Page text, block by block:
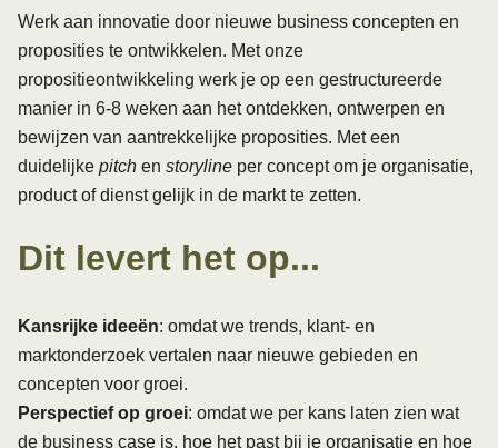
Werk aan innovatie door nieuwe business concepten en
proposities te ontwikkelen. Met onze
propositieontwikkeling werk je op een gestructureerde
manier in 6-8 weken aan het ontdekken, ontwerpen en
bewijzen van aantrekkelijke proposities. Met een
duidelijke pitch en storyline per concept om je organisatie,
product of dienst gelijk in de markt te zetten.
Dit levert het op...
Kansrijke ideeën: omdat we trends, klant- en
marktonderzoek vertalen naar nieuwe gebieden en
concepten voor groei.
Perspectief op groei: omdat we per kans laten zien wat
de business case is, hoe het past bij je organisatie en hoe